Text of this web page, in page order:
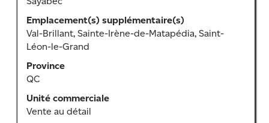
Emplacement(s) supplémentaire(s)
Val-Brillant, Sainte-Irène-de-Matapédia, Saint-
Léon-le-Grand
Province
QC
Unité commerciale
Vente au détail
afficher
tout
le
contenu
des
sur
l’emploi.